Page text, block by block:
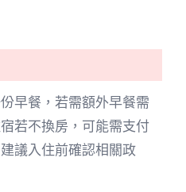
早餐，若需額外早餐需
若不換房，可能需支付
議入住前確認相關政